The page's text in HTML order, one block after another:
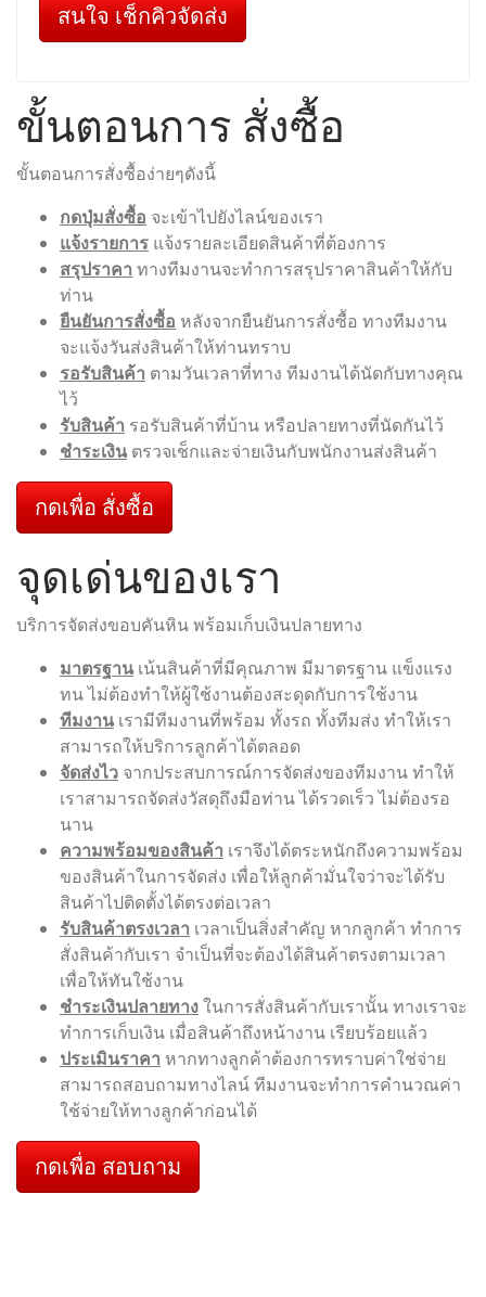
สนใจ เช็กคิวจัดส่ง
ขั้นตอนการ สั่งซื้อ
ขั้นตอนการสั่งซื้อง่ายๆดังนี้
กดปุ่มสั่งซื้อ จะเข้าไปยังไลน์ของเรา
แจ้งรายการ แจ้งรายละเอียดสินค้าที่ต้องการ
สรุปราคา ทางทีมงานจะทำการสรุปราคาสินค้าให้กับ
ท่าน
ยืนยันการสั่งซื้อ หลังจากยืนยันการสั่งซื้อ ทางทีมงาน
จะแจ้งวันส่งสินค้าให้ท่านทราบ
รอรับสินค้า ตามวันเวลาที่ทาง ทีมงานได้นัดกับทางคุณ
ไว้
รับสินค้า รอรับสินค้าที่บ้าน หรือปลายทางที่นัดกันไว้
ชำระเงิน ตรวจเช็กและจ่ายเงินกับพนักงานส่งสินค้า
กดเพื่อ สั่งซื้อ
จุดเด่นของเรา
บริการจัดส่งขอบคันหิน พร้อมเก็บเงินปลายทาง
มาตรฐาน เน้นสินค้าที่มีคุณภาพ มีมาตรฐาน แข็งแรง
ทน ไม่ต้องทำให้ผู้ใช้งานต้องสะดุดกับการใช้งาน
ทีมงาน เรามีทีมงานที่พร้อม ทั้งรถ ทั้งทีมส่ง ทำให้เรา
สามารถให้บริการลูกค้าได้ตลอด
จัดส่งไว จากประสบการณ์การจัดส่งของทีมงาน ทำให้
เราสามารถจัดส่งวัสดุถึงมือท่าน ได้รวดเร็ว ไม่ต้องรอ
นาน
ความพร้อมของสินค้า เราจึงได้ตระหนักถึงความพร้อม
ของสินค้าในการจัดส่ง เพื่อให้ลูกค้ามั่นใจว่าจะได้รับ
สินค้าไปติดตั้งได้ตรงต่อเวลา
รับสินค้าตรงเวลา เวลาเป็นสิ่งสำคัญ หากลูกค้า ทำการ
สั่งสินค้ากับเรา จำเป็นที่จะต้องได้สินค้าตรงตามเวลา
เพื่อให้ทันใช้งาน
ชำระเงินปลายทางในการสั่งสินค้ากับเรานั้น ทางเราจะ
ทำการเก็บเงิน เมื่อสินค้าถึงหน้างาน เรียบร้อยแล้ว
ประเมินราคา หากทางลูกค้าต้องการทราบค่าใช่จ่าย
สามารถสอบถามทางไลน์ ทีมงานจะทำการคำนวณค่า
ใช้จ่ายให้ทางลูกค้าก่อนได้
กดเพื่อ สอบถาม